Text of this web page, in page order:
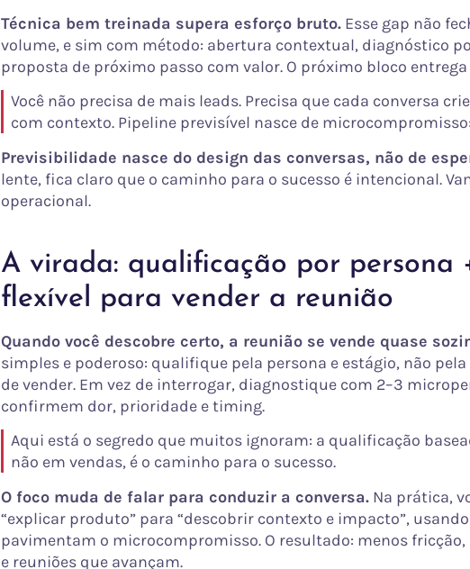
Técnica bem treinada supera esforço bruto. Esse gap não
volume, e sim com método: abertura contextual, diagnóstico
proposta de próximo passo com valor. O próximo bloco
Você não precisa de mais leads. Precisa que cada conversa crie
com contexto. Pipeline previsível nasce de
Previsibilidade nasce do design das conversas, não de
lente, fica claro que o caminho para o sucesso é intencional.
operacional.
A virada: qualificação por persona
flexível para vender a reunião
Quando você descobre certo, a reunião se vende quase
simples e poderoso: qualifique pela persona e estágio, não
de vender. Em vez de interrogar, diagnostique com 2–3
confirmem dor, prioridade e timing.
Aqui está o segredo que muitos ignoram: a qualificação
não em vendas, é o caminho para o sucesso.
O foco muda de falar para conduzir a conversa. Na prática,
“explicar produto” para “descobrir contexto e impacto”,
pavimentam o microcompromisso. O resultado: menos
e reuniões que avançam.